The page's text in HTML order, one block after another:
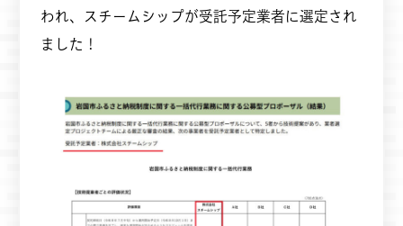
われ、スチームシップが受託予定業者に選定され
ました！